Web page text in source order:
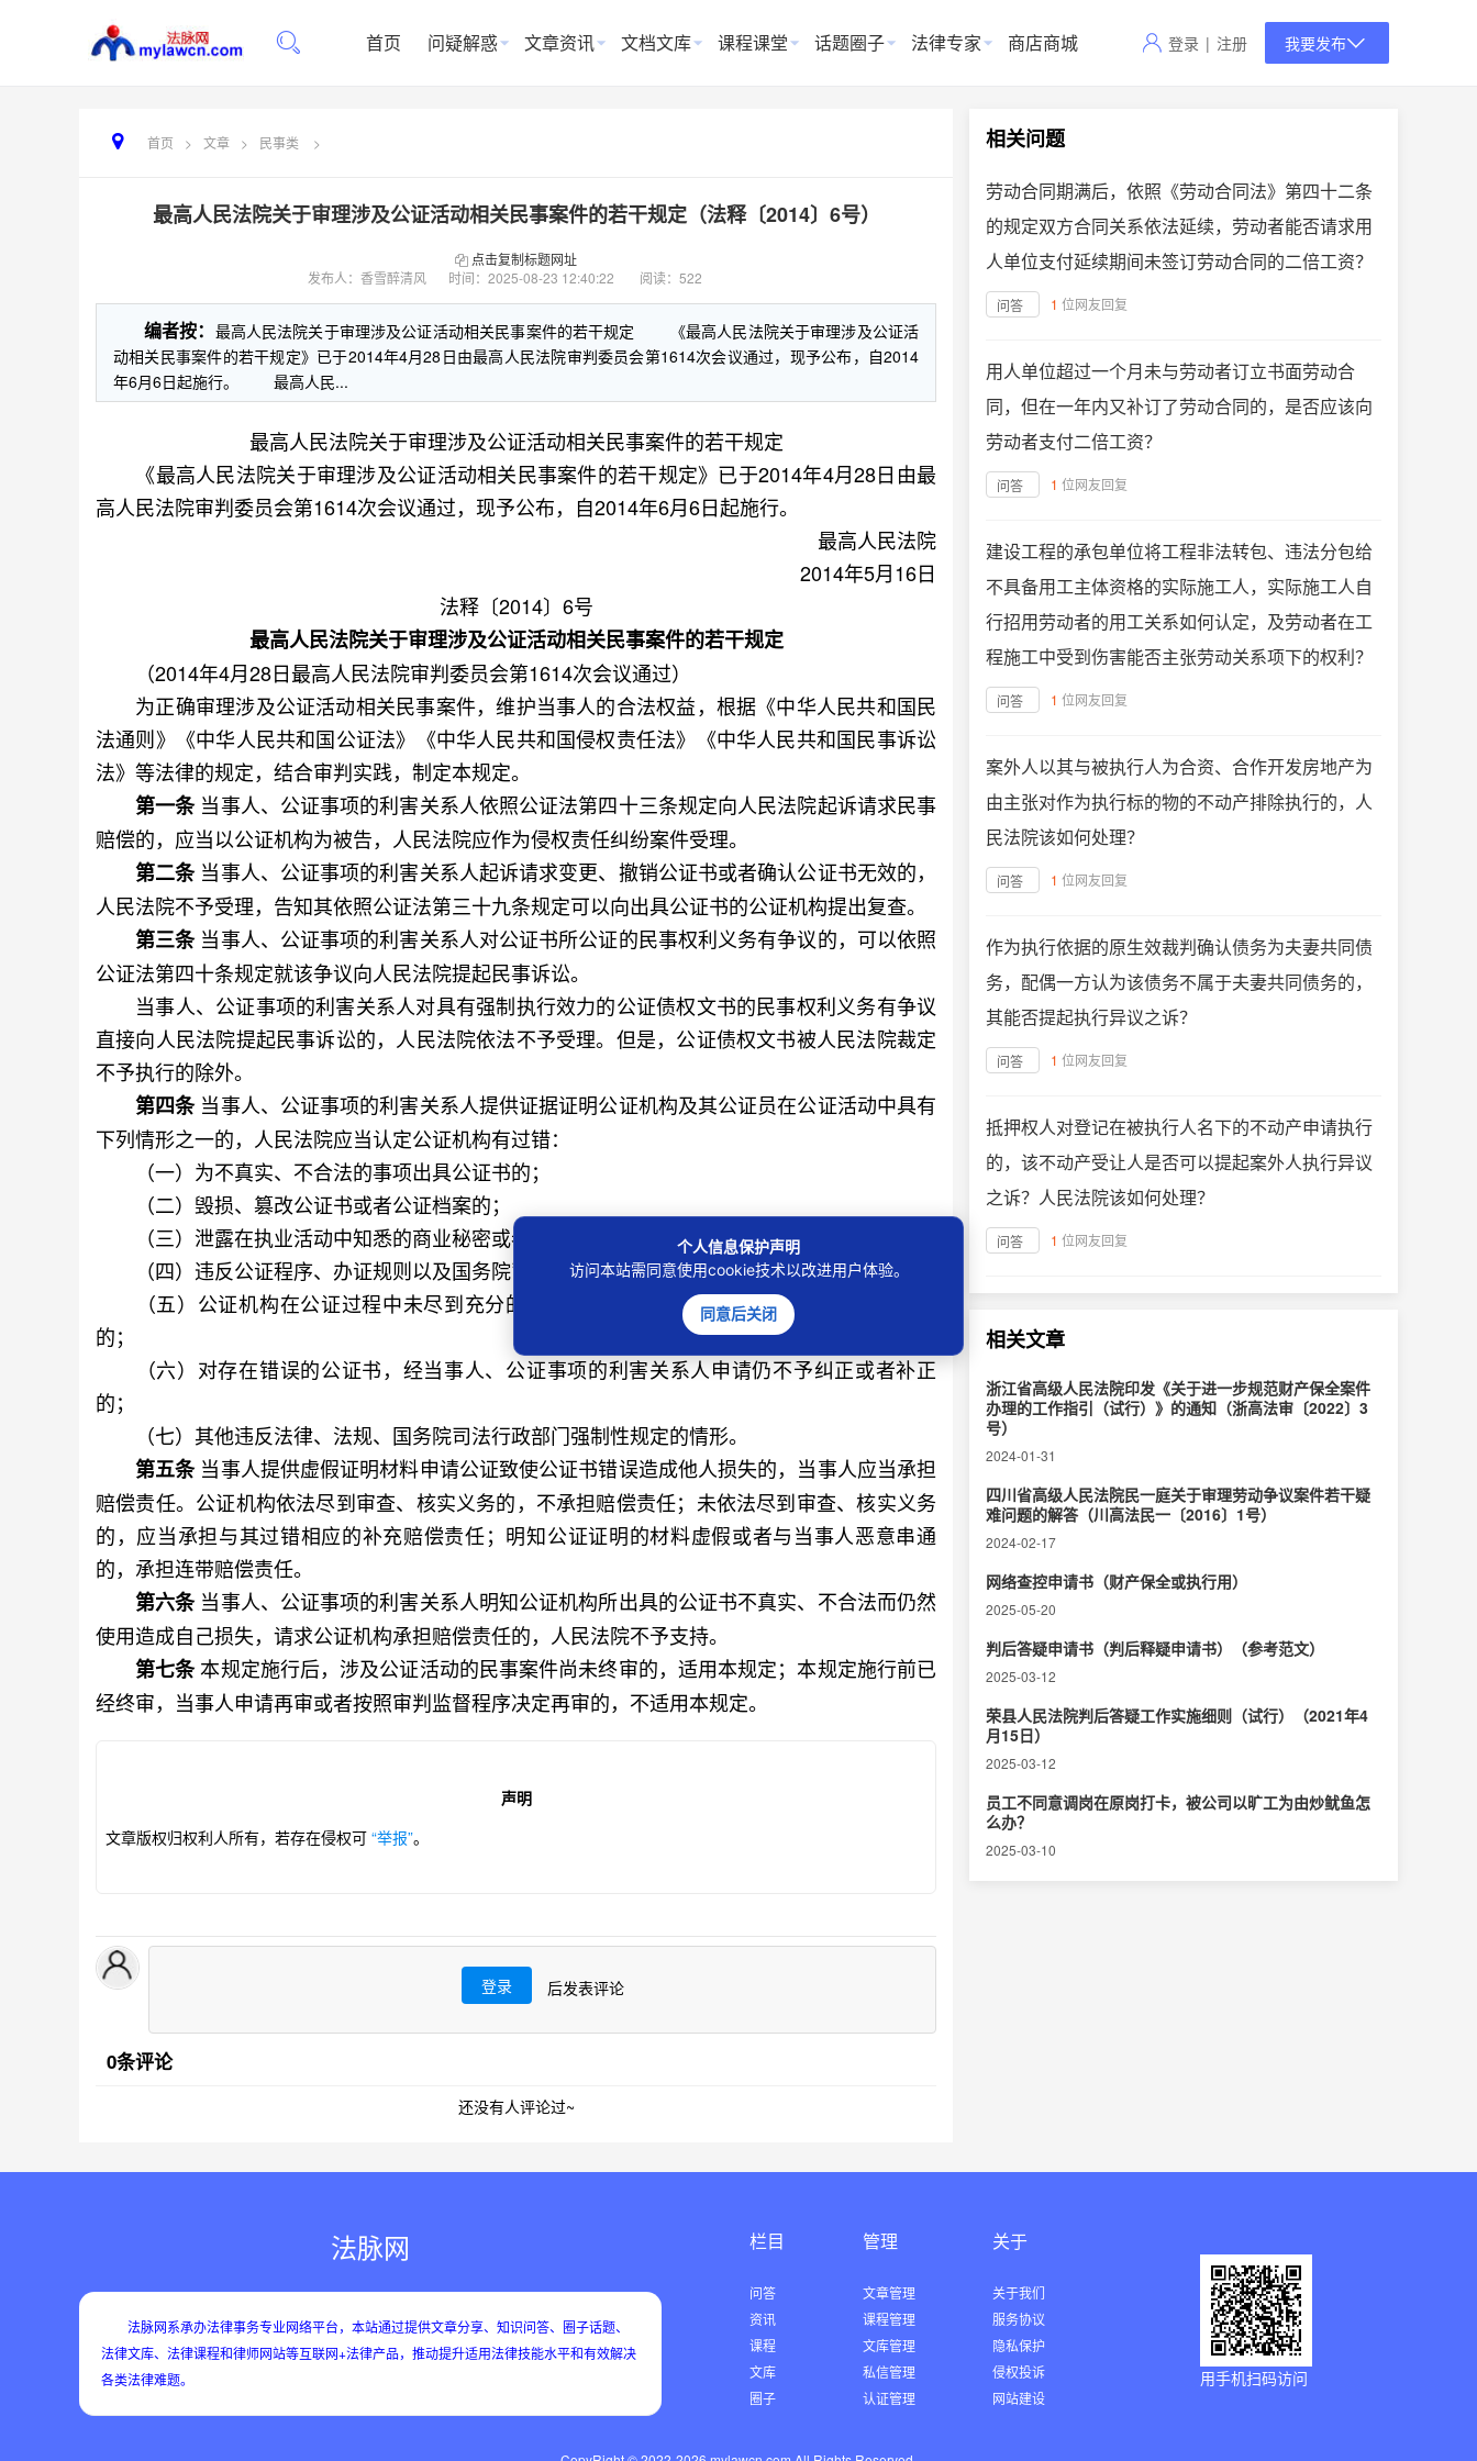
首页 问疑解惑 文章资讯 文档文库 课程课堂 话题圈子 法律专家 商店商城 登录 | 注册 我要发布
首页 > 文章 > 民事类 >
最高人民法院关于审理涉及公证活动相关民事案件的若干规定（法释〔2014〕6号）
点击复制标题网址
发布人：香雪醉清风
时间： 2025-08-23 12:40:22 阅读：522
编者按： 最高人民法院关于审理涉及公证活动相关民事案件的若干规定 《最高人民法院关于审理涉及公证活
动相关民事案件的若干规定》已于2014年4月28日由最高人民法院审判委员会第1614次会议通过，现予公布，自2014
年6月6日起施行。 最高人民...
最高人民法院关于审理涉及公证活动相关民事案件的若干规定
《最高人民法院关于审理涉及公证活动相关民事案件的若干规定》已于2014年4月28日由最
高人民法院审判委员会第1614次会议通过，现予公布，自2014年6月6日起施行。
最高人民法院
2014年5月16日
法释〔2014〕6号
最高人民法院关于审理涉及公证活动相关民事案件的若干规定
（2014年4月28日最高人民法院审判委员会第1614次会议通过）
为正确审理涉及公证活动相关民事案件，维护当事人的合法权益，根据《中华人民共和国民
法通则》《中华人民共和国公证法》《中华人民共和国侵权责任法》《中华人民共和国民事诉讼
法》等法律的规定，结合审判实践，制定本规定。
第一条当事人、公证事项的利害关系人依照公证法第四十三条规定向人民法院起诉请求民事
赔偿的，应当以公证机构为被告，人民法院应作为侵权责任纠纷案件受理。
第二条当事人、公证事项的利害关系人起诉请求变更、撤销公证书或者确认公证书无效的，
人民法院不予受理，告知其依照公证法第三十九条规定可以向出具公证书的公证机构提出复查。
第三条当事人、公证事项的利害关系人对公证书所公证的民事权利义务有争议的，可以依照
公证法第四十条规定就该争议向人民法院提起民事诉讼。
当事人、公证事项的利害关系人对具有强制执行效力的公证债权文书的民事权利义务有争议
直接向人民法院提起民事诉讼的，人民法院依法不予受理。但是，公证债权文书被人民法院裁定
不予执行的除外。
第四条当事人、公证事项的利害关系人提供证据证明公证机构及其公证员在公证活动中具有
下列情形之一的，人民法院应当认定公证机构有过错：
（一）为不真实、不合法的事项出具公证书的；
（二）毁损、篡改公证书或者公证档案的；
（三）泄露在执业活动中知悉的商业秘密或者个人隐私的；
（四）违反公证程序、办证规则以及国务院司法行政部门制定的行业规范出具公证书的；
（五）公证机构在公证过程中未尽到充分的审查、核实义务，致使公证书错误或者不真实
的；
（六）对存在错误的公证书，经当事人、公证事项的利害关系人申请仍不予纠正或者补正
的；
（七）其他违反法律、法规、国务院司法行政部门强制性规定的情形。
第五条当事人提供虚假证明材料申请公证致使公证书错误造成他人损失的，当事人应当承担
赔偿责任。公证机构依法尽到审查、核实义务的，不承担赔偿责任；未依法尽到审查、核实义务
的，应当承担与其过错相应的补充赔偿责任；明知公证证明的材料虚假或者与当事人恶意串通
的，承担连带赔偿责任。
第六条当事人、公证事项的利害关系人明知公证机构所出具的公证书不真实、不合法而仍然
使用造成自己损失，请求公证机构承担赔偿责任的，人民法院不予支持。
第七条本规定施行后，涉及公证活动的民事案件尚未终审的，适用本规定；本规定施行前已
经终审，当事人申请再审或者按照审判监督程序决定再审的，不适用本规定。
声明
文章版权归权利人所有，若存在侵权可 “举报”。
登录 后发表评论
0条评论
还没有人评论过~
相关问题
劳动合同期满后，依照《劳动合同法》第四十二条
的规定双方合同关系依法延续，劳动者能否请求用
人单位支付延续期间未签订劳动合同的二倍工资？
问答 1 位网友回复
用人单位超过一个月未与劳动者订立书面劳动合
同，但在一年内又补订了劳动合同的，是否应该向
劳动者支付二倍工资？
问答 1 位网友回复
建设工程的承包单位将工程非法转包、违法分包给
不具备用工主体资格的实际施工人，实际施工人自
行招用劳动者的用工关系如何认定，及劳动者在工
程施工中受到伤害能否主张劳动关系项下的权利？
问答 1 位网友回复
案外人以其与被执行人为合资、合作开发房地产为
由主张对作为执行标的物的不动产排除执行的，人
民法院该如何处理？
问答 1 位网友回复
作为执行依据的原生效裁判确认债务为夫妻共同债
务，配偶一方认为该债务不属于夫妻共同债务的，
其能否提起执行异议之诉？
问答 1 位网友回复
抵押权人对登记在被执行人名下的不动产申请执行
的，该不动产受让人是否可以提起案外人执行异议
之诉？人民法院该如何处理？
问答 1 位网友回复
相关文章
浙江省高级人民法院印发《关于进一步规范财产保全案件
办理的工作指引（试行）》的通知（浙高法审〔2022〕3
号）
2024-01-31
四川省高级人民法院民一庭关于审理劳动争议案件若干疑
难问题的解答（川高法民一〔2016〕1号）
2024-02-17
网络查控申请书（财产保全或执行用）
2025-05-20
判后答疑申请书（判后释疑申请书）（参考范文）
2025-03-12
荣县人民法院判后答疑工作实施细则（试行）（2021年4
月15日）
2025-03-12
员工不同意调岗在原岗打卡，被公司以旷工为由炒鱿鱼怎
么办？
2025-03-10
法脉网
法脉网系承办法律事务专业网络平台，本站通过提供文章分享、知识问答、圈子话题、
法律文库、法律课程和律师网站等互联网+法律产品，推动提升适用法律技能水平和有效解决
各类法律难题。
栏目
问答
资讯
课程
文库
圈子
管理
文章管理
课程管理
文库管理
私信管理
认证管理
关于
关于我们
服务协议
隐私保护
侵权投诉
网站建设
用手机扫码访问
个人信息保护声明
访问本站需同意使用cookie技术以改进用户体验。
同意后关闭